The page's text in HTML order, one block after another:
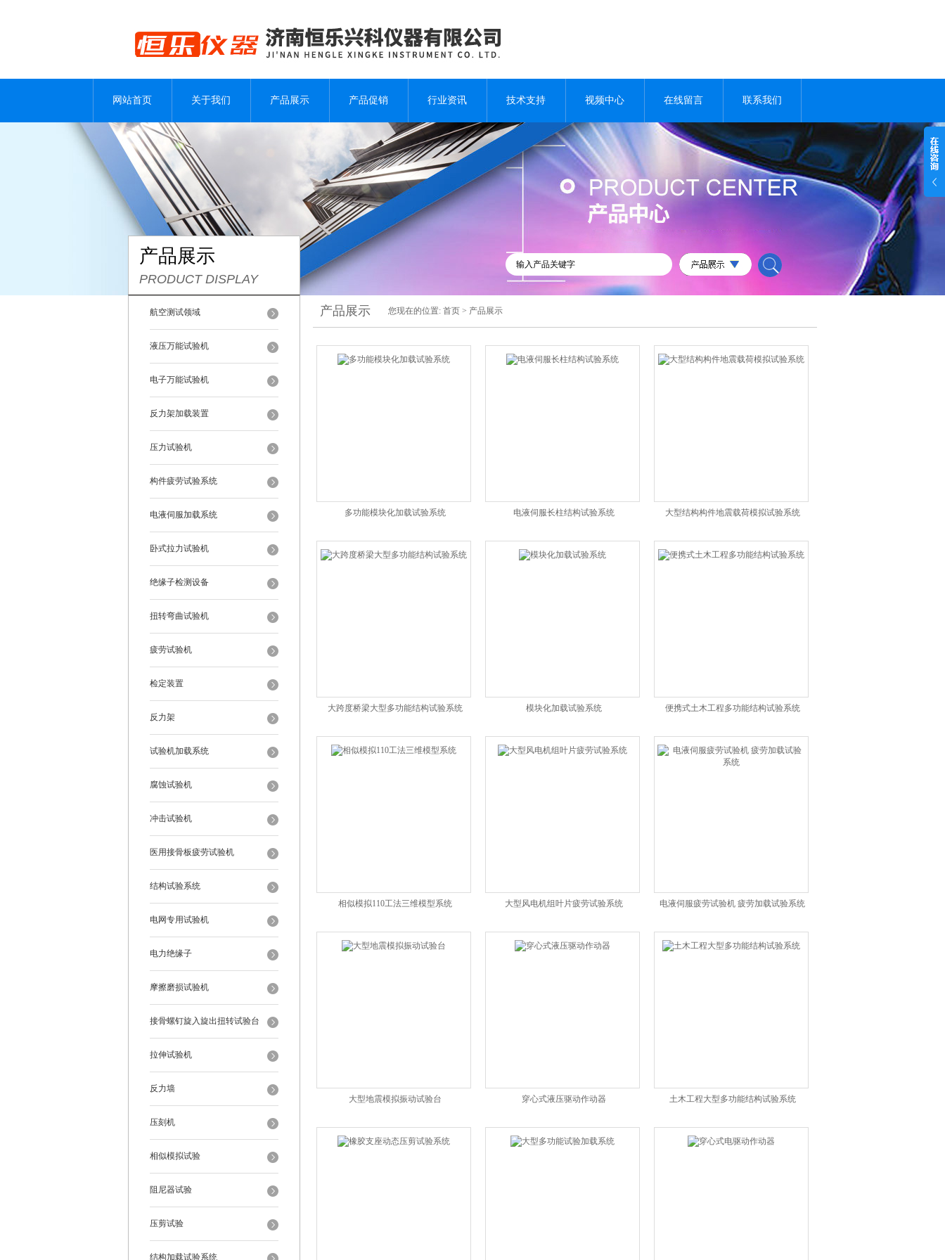
网站首页 关于我们 产品展示 产品促销 行业资讯 技术支持 视频中心 在线留言 联系我们
产品展示
PRODUCT DISPLAY
航空测试领域
液压万能试验机
电子万能试验机
反力架加载装置
压力试验机
构件疲劳试验系统
电液伺服加载系统
卧式拉力试验机
绝缘子检测设备
扭转弯曲试验机
疲劳试验机
检定装置
反力架
试验机加载系统
腐蚀试验机
冲击试验机
医用接骨板疲劳试验机
结构试验系统
电网专用试验机
电力绝缘子
摩擦磨损试验机
接骨螺钉旋入旋出扭转试验台
拉伸试验机
反力墙
压刻机
相似模拟试验
阻尼器试验
压剪试验
结构加载试验系统
产品展示 您现在的位置: 首页 > 产品展示
多功能模块化加载试验系统 电液伺服长柱结构试验系统 大型结构构件地震载荷模拟试验系统
大跨度桥梁大型多功能结构试验系统 模块化加载试验系统 便携式土木工程多功能结构试验系统
相似模拟110工法三维模型系统 大型风电机组叶片疲劳试验系统 电液伺服疲劳试验机 疲劳加载试验系统
大型地震模拟振动试验台 穿心式液压驱动作动器 土木工程大型多功能结构试验系统